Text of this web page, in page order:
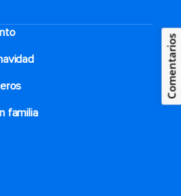
familia
Comentarios